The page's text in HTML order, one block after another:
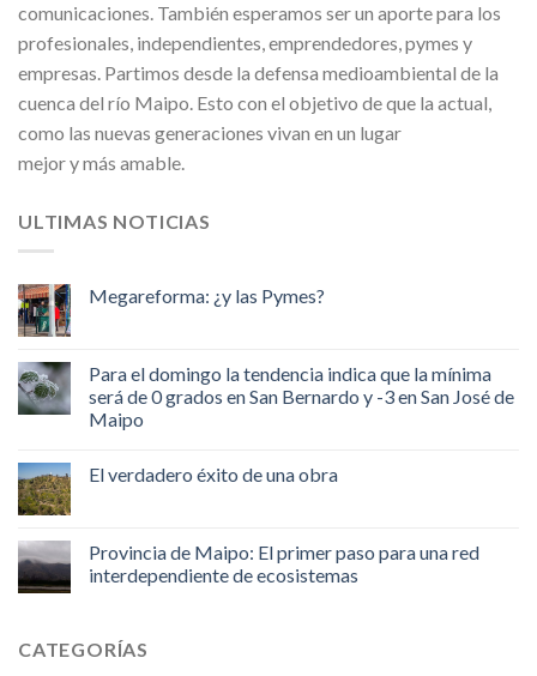
comunicaciones. También esperamos ser un aporte para los
profesionales, independientes, emprendedores, pymes y
empresas. Partimos desde la defensa medioambiental de la
cuenca del río Maipo. Esto con el objetivo de que la actual,
como las nuevas generaciones vivan en un lugar
mejor y más amable.
ULTIMAS NOTICIAS
Megareforma: ¿y las Pymes?
Para el domingo la tendencia indica que la mínima
será de 0 grados en San Bernardo y -3 en San José de
Maipo
El verdadero éxito de una obra
Provincia de Maipo: El primer paso para una red
interdependiente de ecosistemas
CATEGORÍAS